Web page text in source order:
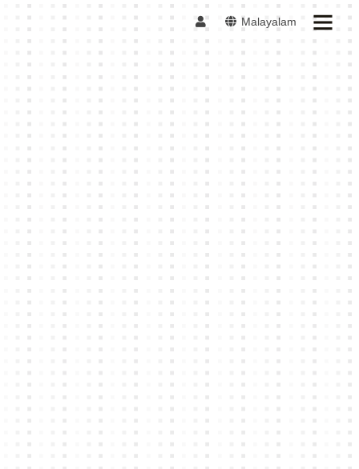
Malayalam